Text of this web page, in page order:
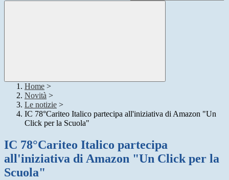
Home >
Novità >
Le notizie >
IC 78°Cariteo Italico partecipa all'iniziativa di Amazon "Un
Click per la Scuola"
IC 78°Cariteo Italico partecipa
all'iniziativa di Amazon "Un Click per la
Scuola"